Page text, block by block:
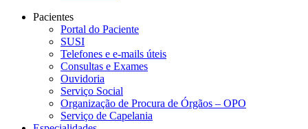
Pacientes
Portal do Paciente
SUSI
Telefones e e-mails úteis
Consultas e Exames
Ouvidoria
Serviço Social
Organização de Procura de Órgãos – OPO
Serviço de Capelania